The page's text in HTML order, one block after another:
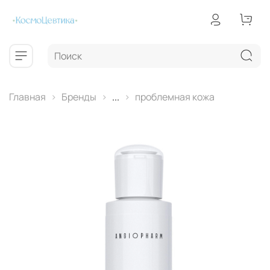
Главная Бренды ... проблемная кожа